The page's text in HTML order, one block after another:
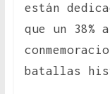
están
que un
batallas